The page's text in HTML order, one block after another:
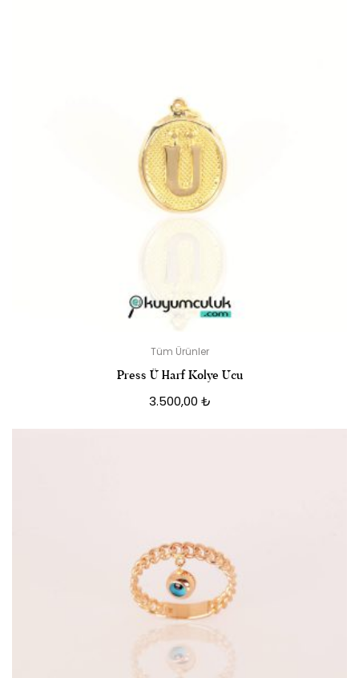
Tüm Ürünler
Press Ü Harf Kolye Ucu
3.500,00 ₺